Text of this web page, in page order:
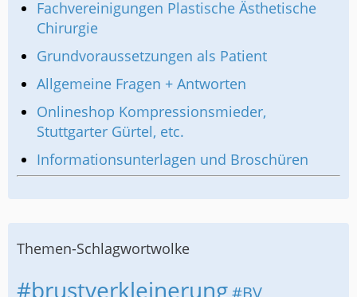
Fachvereinigungen Plastische Ästhetische
Chirurgie
Grundvoraussetzungen als Patient
Allgemeine Fragen + Antworten
Onlineshop Kompressionsmieder,
Stuttgarter Gürtel, etc.
Informationsunterlagen und Broschüren
Themen-Schlagwortwolke
#brustverkleinerung